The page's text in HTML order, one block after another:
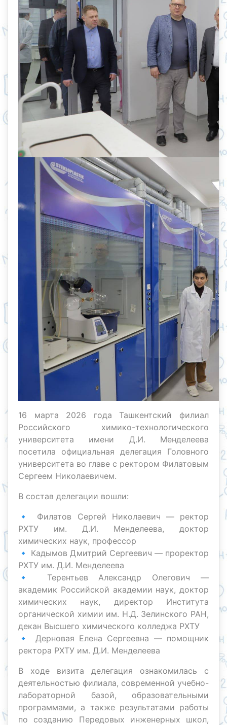
16 марта 2026 года Ташкентский филиал
Российского химико-технологического
университета имени Д.И. Менделеева
посетила официальная делегация Головного
университета во главе с ректором Филатовым
Сергеем Николаевичем.
В состав делегации вошли:
🔹 Филатов Сергей Николаевич — ректор
РХТУ им. Д.И. Менделеева, доктор
химических наук, профессор
🔹 Кадымов Дмитрий Сергеевич — проректор
РХТУ им. Д.И. Менделеева
🔹 Терентьев Александр Олегович —
академик Российской академии наук, доктор
химических наук, директор Института
органической химии им. Н.Д. Зелинского РАН,
декан Высшего химического колледжа РХТУ
🔹 Дерновая Елена Сергеевна — помощник
ректора РХТУ им. Д.И. Менделеева
В ходе визита делегация ознакомилась с
деятельностью филиала, современной учебно-
лабораторной базой, образовательными
программами, а также результатами работы
по созданию Передовых инженерных школ,